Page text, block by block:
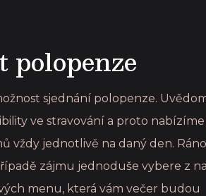
polopenze
sjednání polopenze.
ve stravování a proto
vždy jednotlivě na daný den.
zájmu jednoduše vybere z
menu, která vám večer budou